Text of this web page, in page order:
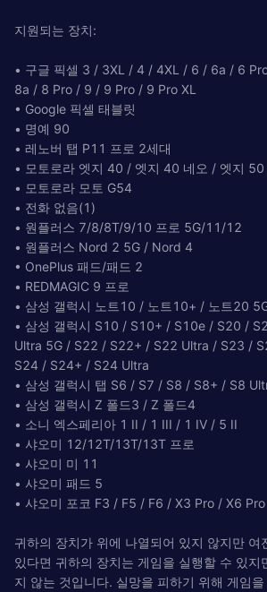
지원되는 장치:
• 구글 픽셀 3 / 3XL / 4 / 4XL / 6 / 6a / 6
8a / 8 Pro / 9 / 9 Pro / 9 Pro XL
• Google 픽셀 태블릿
• 명예 90
• 레노버 탭 P11 프로 2세대
• 모토로라 엣지 40 / 엣지 40 네오 / 엣지 50
• 모토로라 모토 G54
• 전화 없음(1)
• 원플러스 7/8/8T/9/10 프로 5G/11/12
• 원플러스 Nord 2 5G / Nord 4
• OnePlus 패드/패드 2
• REDMAGIC 9 프로
• 삼성 갤럭시 노트10 / 노트10+ / 노트20
• 삼성 갤럭시 S10 / S10+ / S10e / S20 /
Ultra 5G / S22 / S22+ / S22 Ultra / S23 /
S24 / S24+ / S24 Ultra
• 삼성 갤럭시 탭 S6 / S7 / S8 / S8+ / S8
• 삼성 갤럭시 Z 폴드3 / Z 폴드4
• 소니 엑스페리아 1 II / 1 III / 1 IV / 5 II
• 샤오미 12/12T/13T/13T 프로
• 샤오미 미 11
• 샤오미 패드 5
• 샤오미 포코 F3 / F5 / F6 / X3 Pro / X6 Pro
귀하의 장치가 위에 나열되어 있지 않지만 여
있다면 귀하의 장치는 게임을 실행할 수 있지
지 않는 것입니다. 실망을 피하기 위해 게임